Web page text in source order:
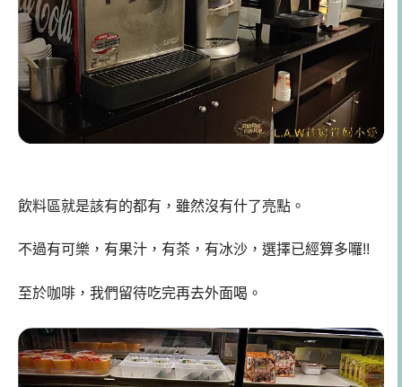
飲料區就是該有的都有，雖然沒有什了亮點。
不過有可樂，有果汁，有茶，有冰沙，選擇已經算多囉!!
至於咖啡，我們留待吃完再去外面喝。